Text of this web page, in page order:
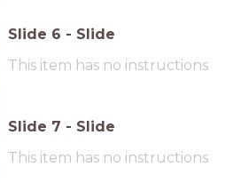
Slide 6 - Slide
This item has no instructions
Slide 7 - Slide
This item has no instructions